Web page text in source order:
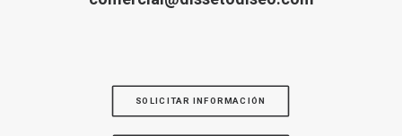
SOLICITAR INFORMACIÓN